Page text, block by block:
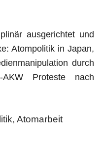
ausgerichtet und
Atompolitik in Japan,
durch
Proteste nach
Atomarbeit